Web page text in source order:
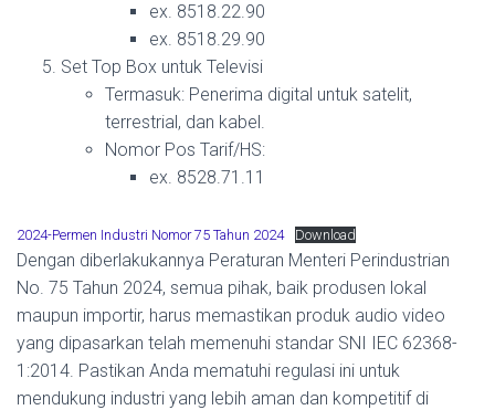
ex. 8518.22.90
ex. 8518.29.90
Set Top Box untuk Televisi
Termasuk: Penerima digital untuk satelit,
terrestrial, dan kabel.
Nomor Pos Tarif/HS:
ex. 8528.71.11
2024-Permen Industri Nomor 75 Tahun 2024 Download
Dengan diberlakukannya Peraturan Menteri Perindustrian
No. 75 Tahun 2024, semua pihak, baik produsen lokal
maupun importir, harus memastikan produk audio video
yang dipasarkan telah memenuhi standar SNI IEC 62368-
1:2014. Pastikan Anda mematuhi regulasi ini untuk
mendukung industri yang lebih aman dan kompetitif di